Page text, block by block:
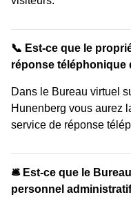
📞 Est-ce que le
réponse téléphonique
Dans le Bureau virtuel
Hunenberg vous aurez
service de réponse
🛎 Est-ce que le
personnel